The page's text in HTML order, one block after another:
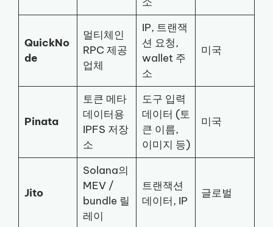
QuickNo
de
멀티체인
RPC 제공
업체
IP, 트랜잭
션 요청,
wallet 주
소
미국
Pinata
토큰 메타
데이터용
IPFS 저장
소
도구 입력
데이터 (토
큰 이름,
이미지 등)
미국
Jito
Solana의
MEV /
bundle 릴
레이
트랜잭션
데이터, IP
글로벌